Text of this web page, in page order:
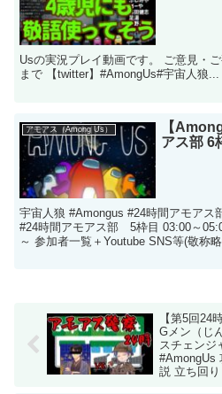
Usの実況プレイ動画です。 ご意見・
まで 【twitter】 ​​​​​​​​​​​ #AmongUs​​​​​​​​​​​​​​​​​​​​​​​​​​​​​​​​​​​​​​​​​​​ #宇宙人狼​​...
アモアス（Among Us）
【
アス部 6
宇宙人狼 #Amongus #24時間アモアス
#24時間アモアス部 5枠目 03:00～
～ 参加者一覧＋Youtube SNS等(敬称
【第5回24
Gメン（じ
スチェンジ
#AmongUs
説 立ち回り